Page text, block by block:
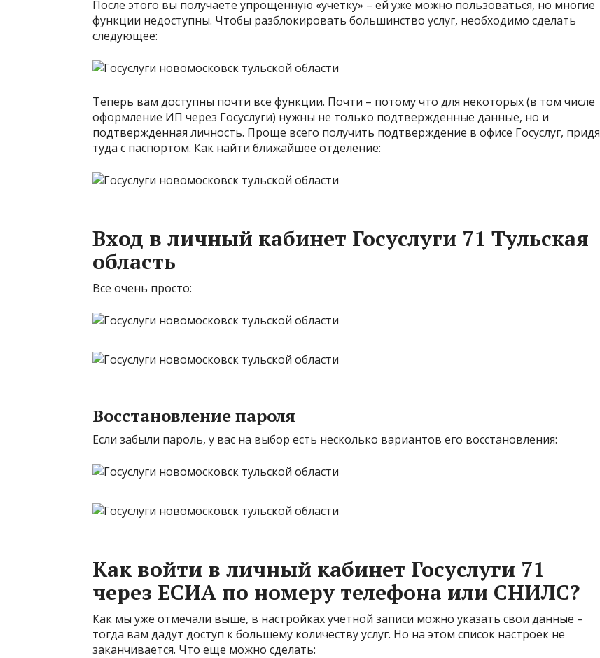
После этого вы получаете упрощенную «учетку» – ей уже можно пользоваться, но многие
функции недоступны. Чтобы разблокировать большинство услуг, необходимо сделать
следующее:
Теперь вам доступны почти все функции. Почти – потому что для некоторых (в том числе
оформление ИП через Госуслуги) нужны не только подтвержденные данные, но и
подтвержденная личность. Проще всего получить подтверждение в офисе Госуслуг, придя
туда с паспортом. Как найти ближайшее отделение:
Вход в личный кабинет Госуслуги 71 Тульская
область
Все очень просто:
Восстановление пароля
Если забыли пароль, у вас на выбор есть несколько вариантов его восстановления:
Как войти в личный кабинет Госуслуги 71
через ЕСИА по номеру телефона или СНИЛС?
Как мы уже отмечали выше, в настройках учетной записи можно указать свои данные –
тогда вам дадут доступ к большему количеству услуг. Но на этом список настроек не
заканчивается. Что еще можно сделать: